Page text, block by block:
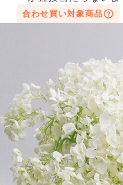
写真と同じものが
商品ページに掲載し
品を撮影したもので
も色味やサイズ・咲
だけ写真のイメー
の目でチェックをし
合わせ買い対象商品